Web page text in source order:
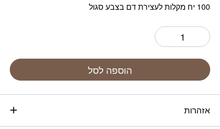
100 יח מקלות לעצירת דם בצבע סגול
הוספה לסל
אזהרות